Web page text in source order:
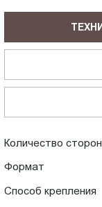
Количество сторон
Формат
Способ крепления